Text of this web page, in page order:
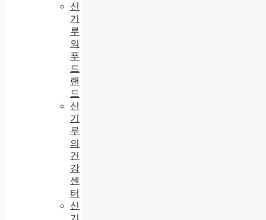
신
기
루
의
푸
드
랜
드
신
기
루
의
건
강
센
터
신